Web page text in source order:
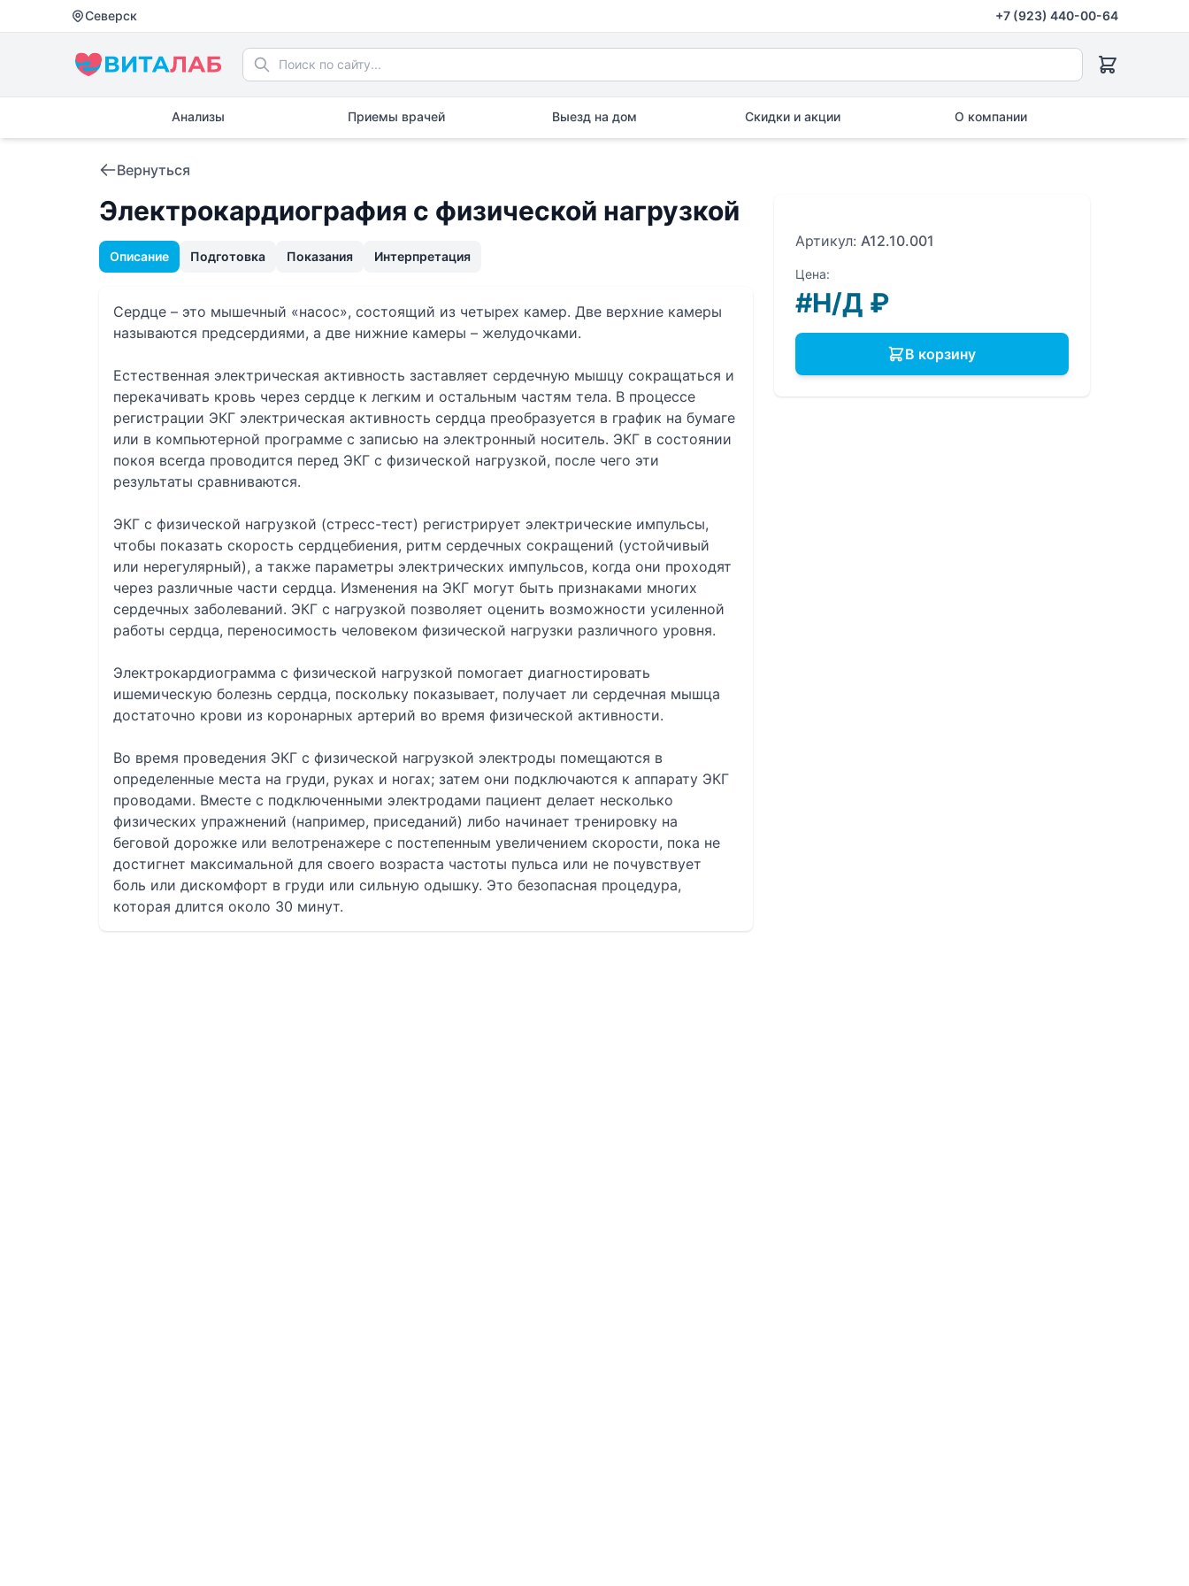
Северск +7 (923) 440-00-64
Анализы Приемы врачей Выезд на дом Скидки и акции О компании
Вернуться
Электрокардиография с физической нагрузкой
Описание Подготовка Показания Интерпретация
Сердце – это мышечный «насос», состоящий из четырех камер. Две верхние камеры
называются предсердиями, а две нижние камеры – желудочками.
Естественная электрическая активность заставляет сердечную мышцу сокращаться и
перекачивать кровь через сердце к легким и остальным частям тела. В процессе
регистрации ЭКГ электрическая активность сердца преобразуется в график на бумаге
или в компьютерной программе с записью на электронный носитель. ЭКГ в состоянии
покоя всегда проводится перед ЭКГ с физической нагрузкой, после чего эти
результаты сравниваются.
ЭКГ с физической нагрузкой (стресс-тест) регистрирует электрические импульсы,
чтобы показать скорость сердцебиения, ритм сердечных сокращений (устойчивый
или нерегулярный), а также параметры электрических импульсов, когда они проходят
через различные части сердца. Изменения на ЭКГ могут быть признаками многих
сердечных заболеваний. ЭКГ с нагрузкой позволяет оценить возможности усиленной
работы сердца, переносимость человеком физической нагрузки различного уровня.
Электрокардиограмма с физической нагрузкой помогает диагностировать
ишемическую болезнь сердца, поскольку показывает, получает ли сердечная мышца
достаточно крови из коронарных артерий во время физической активности.
Во время проведения ЭКГ с физической нагрузкой электроды помещаются в
определенные места на груди, руках и ногах; затем они подключаются к аппарату ЭКГ
проводами. Вместе с подключенными электродами пациент делает несколько
физических упражнений (например, приседаний) либо начинает тренировку на
беговой дорожке или велотренажере с постепенным увеличением скорости, пока не
достигнет максимальной для своего возраста частоты пульса или не почувствует
боль или дискомфорт в груди или сильную одышку. Это безопасная процедура,
которая длится около 30 минут.
Артикул: A12.10.001
Цена:
#Н/Д ₽
В корзину